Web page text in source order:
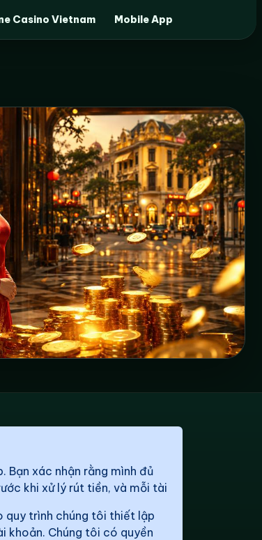
Casino Vietnam Mobile App
xác nhận rằng mình đủ
khi xử lý rút tiền, và mỗi tài
quy trình chúng tôi thiết lập
khoản. Chúng tôi có quyền